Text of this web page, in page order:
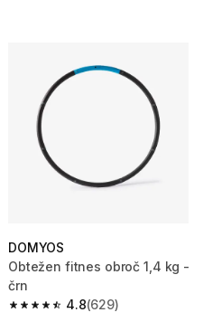
DOMYOS
Obtežen fitnes obroč 1,4 kg -
črn
4.8
4.8 od 5 zvezdic from 629
(629)